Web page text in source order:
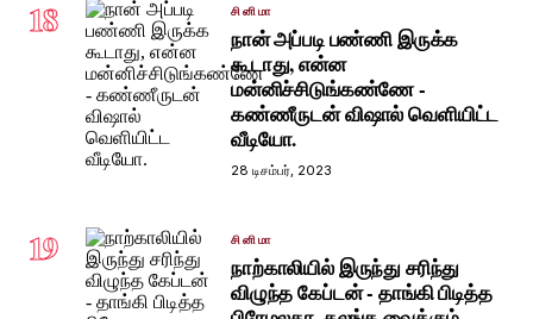
18 சினிமா
நான் அப்படி பண்ணி இருக்க
கூடாது, என்ன
மன்னிச்சிடுங்கண்ணே -
கண்ணீருடன் விஷால் வெளியிட்ட
வீடியோ.
28 டிசம்பர், 2023
19 சினிமா
நாற்காலியில் இருந்து சரிந்து
விழுந்த கேப்டன் - தாங்கி பிடித்த